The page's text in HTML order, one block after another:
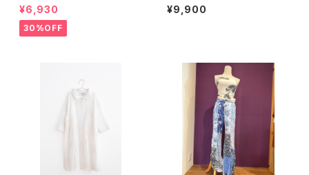
¥6,930
30%OFF
¥9,900